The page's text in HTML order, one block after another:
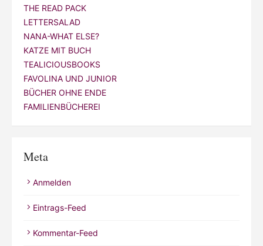
THE READ PACK
LETTERSALAD
NANA-WHAT ELSE?
KATZE MIT BUCH
TEALICIOUSBOOKS
FAVOLINA UND JUNIOR
BÜCHER OHNE ENDE
FAMILIENBÜCHEREI
Meta
Anmelden
Eintrags-Feed
Kommentar-Feed